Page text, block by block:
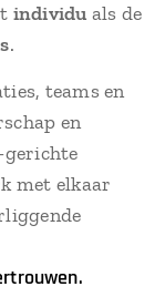
individu als de
.
teams en
en
gerichte
met elkaar